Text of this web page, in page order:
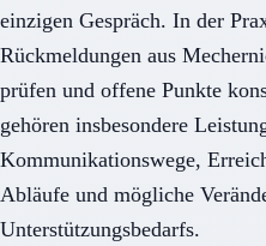
einzigen Gespräch. In der
Rückmeldungen aus
prüfen und offene Punkte
gehören insbesondere
Kommunikationswege,
Abläufe und mögliche
Unterstützungsbedarfs.